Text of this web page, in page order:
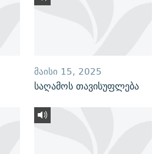
ᲛᲐᲘᲡᲘ 15, 2025
საღამოს თავისუფლება